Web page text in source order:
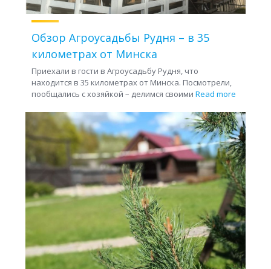
Обзор Агроусадьбы Рудня – в 35
километрах от Минска
Приехали в гости в Агроусадьбу Рудня, что
находится в 35 километрах от Минска. Посмотрели,
пообщались с хозяйкой – делимся своими Read more